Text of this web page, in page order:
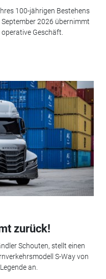
100-jährigen Bestehens
2026 übernimmt
Geschäft.
zurück!
Schouten, stellt einen
S-Way von
an.